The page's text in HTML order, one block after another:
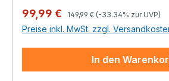
hochwertiger Drucke aus! Auf
komplett verzichtet. Speziell für
solch großer Sets wurden neue
entwickelt, die zusätzliche
bieten. Bewegliches Lenkrad, an
Räder drehen können,
Verkaufspreis:
99,99 € Regulärer Preis:
149,99 € (-33.34% zur UVP)
Preise inkl. MwSt. zzgl.
In den